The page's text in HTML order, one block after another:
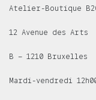
Atelier-Boutique
12 Avenue des Arts
B – 1210 Bruxelles
Mardi-vendredi